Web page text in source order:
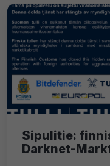
Sipulitie:
Darknet-